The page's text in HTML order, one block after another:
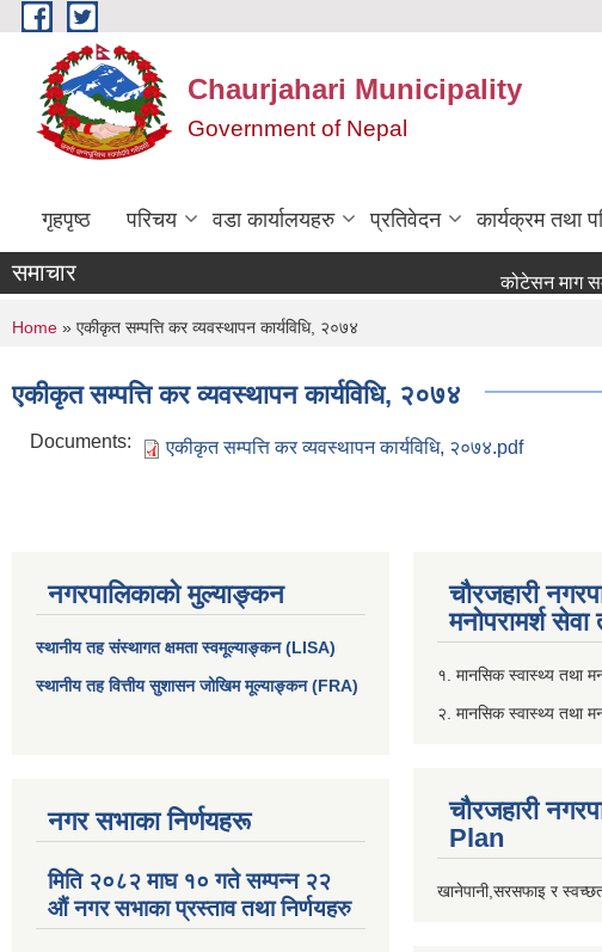
Skip to main content
Chaurjahari Municipality
Government of Nepal
गृहपृष्ठ परिचय वडा कार्यालयहरु प्रतिवेदन कार्यक्रम तथा
समाचार कोटेसन माग सम्बन्धी
You are here
Home » एकीकृत सम्पत्ति कर व्यवस्थापन कार्यविधि, २०७४
एकीकृत सम्पत्ति कर व्यवस्थापन कार्यविधि, २०७४
Documents: एकीकृत सम्पत्ति कर व्यवस्थापन कार्यविधि, २०७४.pdf
नगरपालिकाको मुल्याङ्कन
स्थानीय तह संस्थागत क्षमता स्वमूल्याङ्कन (LISA)
स्थानीय तह वित्तीय सुशासन जोखिम मूल्याङ्कन (FRA)
नगर सभाका निर्णयहरू
मिति २०८२ माघ १० गते सम्पन्न २२
औं नगर सभाका प्रस्ताव तथा निर्णयहरु
चौरजहारी
मनोपरामर्श सेवा
१. मानसिक स्वास्थ्य तथा
२. मानसिक स्वास्थ्य तथा
चौरजहारी
Plan
खानेपानी,सरसफाइ र